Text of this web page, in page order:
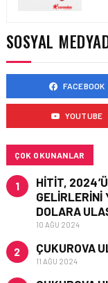
SOSYAL
FACEBOOK
YOUTUBE
ÇOK OKUNANLAR
1
HITIT,
GELIRLERINI
DOLARA
10 AĞU 2024
2 ÇUKUROVA
11 AĞU 2024